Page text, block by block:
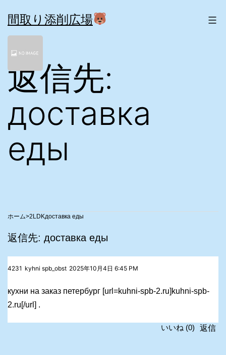
ン
テ
ン
間取り添削広場
返信先:
доставка
еды
>2LDKдоставка еды
返信先: доставка еды
4231 kyhni spb_obst 2025年10月4日 6:45 PM
кухни на заказ петербург [url=kuhni-spb-2.ru]kuhni-spb-
2.ru[/url] .
返信
いいね (0)